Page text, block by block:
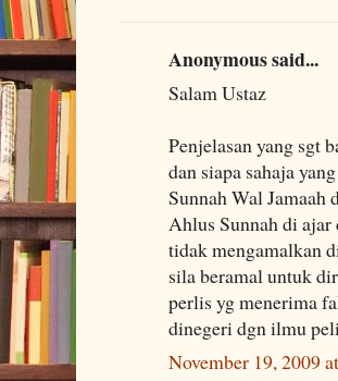
Anonymous said...
Salam Ustaz
Penjelasan yang sgt
dan siapa sahaja
Sunnah Wal Jamaah
Ahlus Sunnah di
tidak mengamalkan
sila beramal untuk
perlis yg menerima
dinegeri dgn ilmu
November 19, 2009